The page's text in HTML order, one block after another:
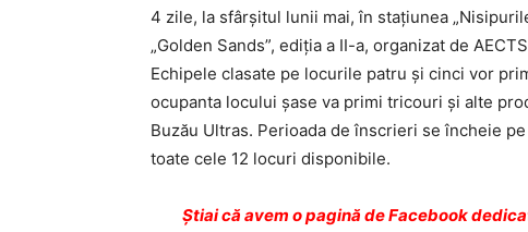
4 zile, la sfârşitul lunii mai, în staţiunea
„Golden Sands”, ediţia a II-a, organizat de
Echipele clasate pe locurile patru şi cinci vor
ocupanta locului şase va primi tricouri şi alte
Buzău Ultras. Perioada de înscrieri se încheie
toate cele 12 locuri disponibile.
Ştiai că avem o pagină de Facebook